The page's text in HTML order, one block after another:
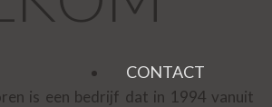
CONTACT
is een bedrijf dat in 1994 vanuit